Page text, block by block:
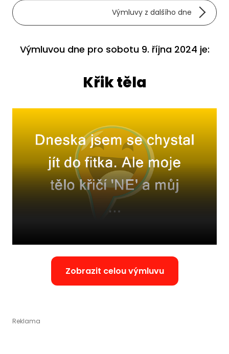
Výmluvy z dalšího dne
Výmluvou dne pro sobotu 9. října 2024 je:
Křik těla
Zobrazit celou výmluvu